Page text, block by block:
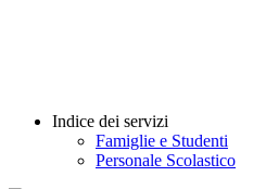
Indice dei servizi
Famiglie e Studenti
Personale Scolastico